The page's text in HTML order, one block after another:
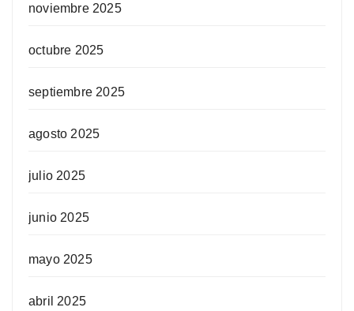
noviembre 2025
octubre 2025
septiembre 2025
agosto 2025
julio 2025
junio 2025
mayo 2025
abril 2025